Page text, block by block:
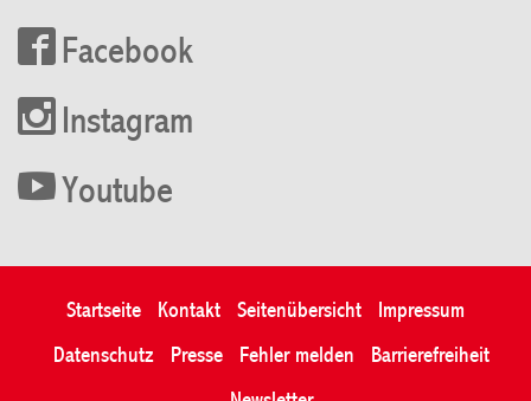
Facebook
Instagram
Youtube
Startseite Kontakt Seitenübersicht
Impressum
Datenschutz
Presse Fehler melden
Barrierefreiheit